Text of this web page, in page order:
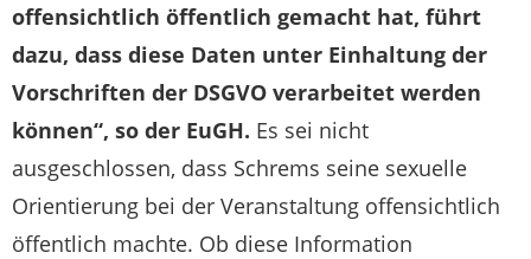
offensichtlich öffentlich gemacht hat, führt
dazu, dass diese Daten unter Einhaltung der
Vorschriften der DSGVO verarbeitet werden
können“, so der EuGH. Es sei nicht
ausgeschlossen, dass Schrems seine sexuelle
Orientierung bei der Veranstaltung offensichtlich
öffentlich machte. Ob diese Information